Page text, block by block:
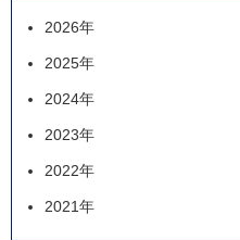
2026年
2025年
2024年
2023年
2022年
2021年